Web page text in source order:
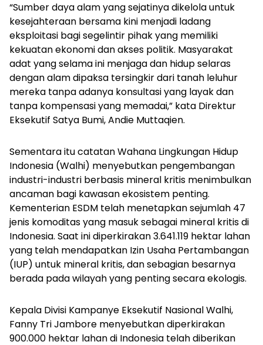
“Sumber daya alam yang sejatinya dikelola untuk
kesejahteraan bersama kini menjadi ladang
eksploitasi bagi segelintir pihak yang memiliki
kekuatan ekonomi dan akses politik. Masyarakat
adat yang selama ini menjaga dan hidup selaras
dengan alam dipaksa tersingkir dari tanah leluhur
mereka tanpa adanya konsultasi yang layak dan
tanpa kompensasi yang memadai,” kata Direktur
Eksekutif Satya Bumi, Andie Muttaqien.
Sementara itu catatan Wahana Lingkungan Hidup
Indonesia (Walhi) menyebutkan pengembangan
industri-industri berbasis mineral kritis menimbulkan
ancaman bagi kawasan ekosistem penting.
Kementerian ESDM telah menetapkan sejumlah 47
jenis komoditas yang masuk sebagai mineral kritis di
Indonesia. Saat ini diperkirakan 3.641.119 hektar lahan
yang telah mendapatkan Izin Usaha Pertambangan
(IUP) untuk mineral kritis, dan sebagian besarnya
berada pada wilayah yang penting secara ekologis.
Kepala Divisi Kampanye Eksekutif Nasional Walhi,
Fanny Tri Jambore menyebutkan diperkirakan
900.000 hektar lahan di Indonesia telah diberikan